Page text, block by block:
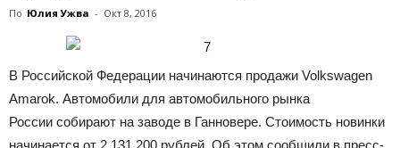
По Юлия Ужва - Окт 8, 2016
В Российской Федерации начинаются продажи Volkswagen
Amarok. Автомобили для автомобильного рынка
России собирают на заводе в Ганновере. Стоимость новинки
начинается от 2 131 200 рублей. Об этом сообщили в пресс-